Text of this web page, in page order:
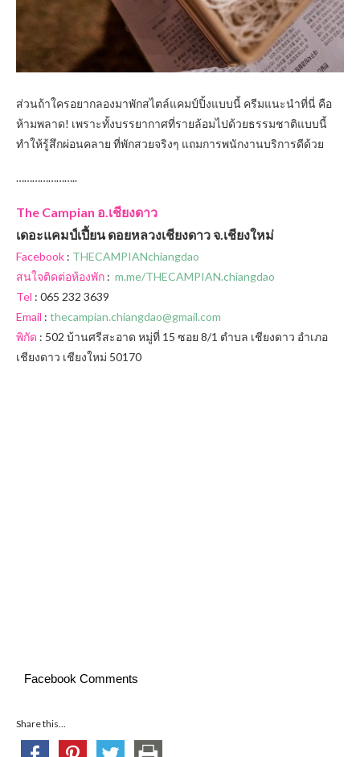
ส่วนถ้าใครอยากลองมาพักสไตล์แคมป์ปิ้งแบบนี้ ครีมแนะนำที่นี่ คือ
ห้ามพลาด! เพราะทั้งบรรยากาศที่รายล้อมไปด้วยธรรมชาติแบบนี้
ทำให้รู้สึกผ่อนคลาย ที่พักสวยจริงๆ แถมการพนักงานบริการดีด้วย
…………………..
The Campian อ.เชียงดาว
เดอะแคมป์เปี้ยน ดอยหลวงเชียงดาว จ.เชียงใหม่
Facebook : THECAMPIANchiangdao
สนใจติดต่อห้องพัก : m.me/THECAMPIAN.chiangdao
Tel : 065 232 3639
Email : thecampian.chiangdao@gmail.com
พิกัด : 502 บ้านศรีสะอาด หมู่ที่ 15 ซอย 8/1 ตำบล เชียงดาว อำเภอ
เชียงดาว เชียงใหม่ 50170
Facebook Comments
Share this...